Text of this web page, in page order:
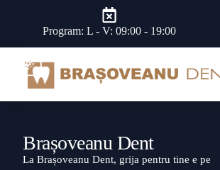
Program: L - V: 09:00 - 19:00
Brașoveanu Dent
La Brașoveanu Dent, grija pentru tine e pe